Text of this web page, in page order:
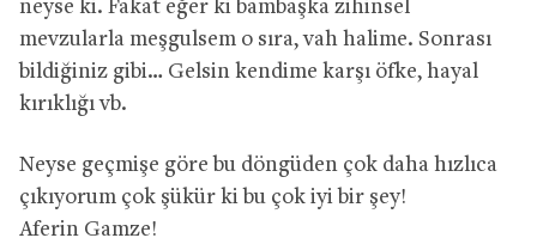
neyse ki. Fakat eğer ki bambaşka zihinsel
mevzularla meşgulsem o sıra, vah halime. Sonrası
bildiğiniz gibi… Gelsin kendime karşı öfke, hayal
kırıklığı vb.
Neyse geçmişe göre bu döngüden çok daha hızlıca
çıkıyorum çok şükür ki bu çok iyi bir şey!
Aferin Gamze!